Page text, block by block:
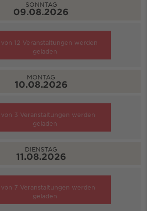
SONNTAG
09.08.2026
von 12 Veranstaltungen werden
geladen
MONTAG
10.08.2026
von 3 Veranstaltungen werden
geladen
DIENSTAG
11.08.2026
von 7 Veranstaltungen werden
geladen